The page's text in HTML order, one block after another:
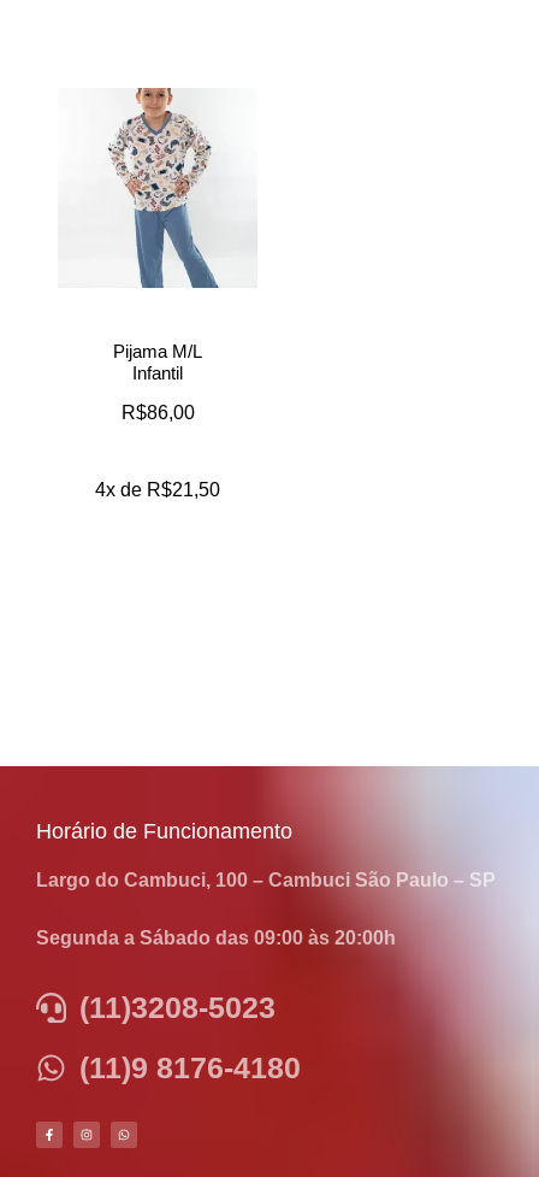
Pijama M/L
Infantil
R$86,00
4x de R$21,50
Horário de Funcionamento
Largo do Cambuci, 100 – Cambuci São Paulo – SP
Segunda a Sábado das 09:00 às 20:00h
(11)3208-5023
(11)9 8176-4180